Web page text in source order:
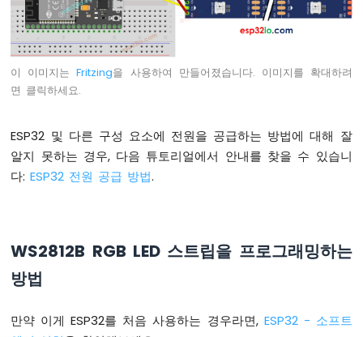
하
기
ESP32
-
버
튼
글
릴
레
이
튼
피
조
부
이 이미지는Fritzing을 사용하여 만들어졌습니다. 이미지를 확대하려
면 클릭하세요.
ESP32 및 다른 구성 요소에 전원을 공급하는 방법에 대해 잘
알지 못하는 경우, 다음 튜토리얼에서 안내를 찾을 수 있습니
다:ESP32 전원 공급 방법.
WS2812B RGB LED 스트립을 프로그래밍하는
방법
만약 이게 ESP32를 처음 사용하는 경우라면, ESP32 - 소프트